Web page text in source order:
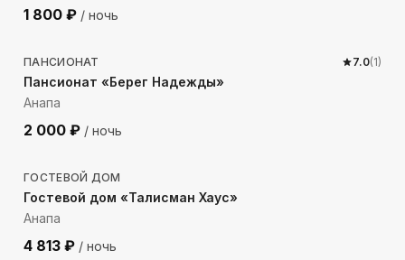
1 800 ₽ / ночь
74 м до моря
ПАНСИОНАТ 7.0(1)
Пансионат «Берег Надежды»
Анапа
2 000 ₽ / ночь
261м до моря
ГОСТЕВОЙ ДОМ
Гостевой дом «Талисман Хаус»
Анапа
4 813 ₽ / ночь
135м до моря